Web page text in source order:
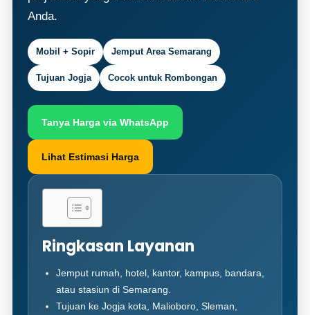
Anda.
Mobil + Sopir Jemput Area Semarang
Tujuan Jogja Cocok untuk Rombongan
Tanya Harga via WhatsApp
Lihat Estimasi Harga
Ringkasan Layanan
Jemput rumah, hotel, kantor, kampus, bandara,
atau stasiun di Semarang.
Tujuan ke Jogja kota, Malioboro, Sleman,